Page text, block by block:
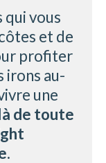
qui vous
et de
profiter
irons au-
une
de toute
.